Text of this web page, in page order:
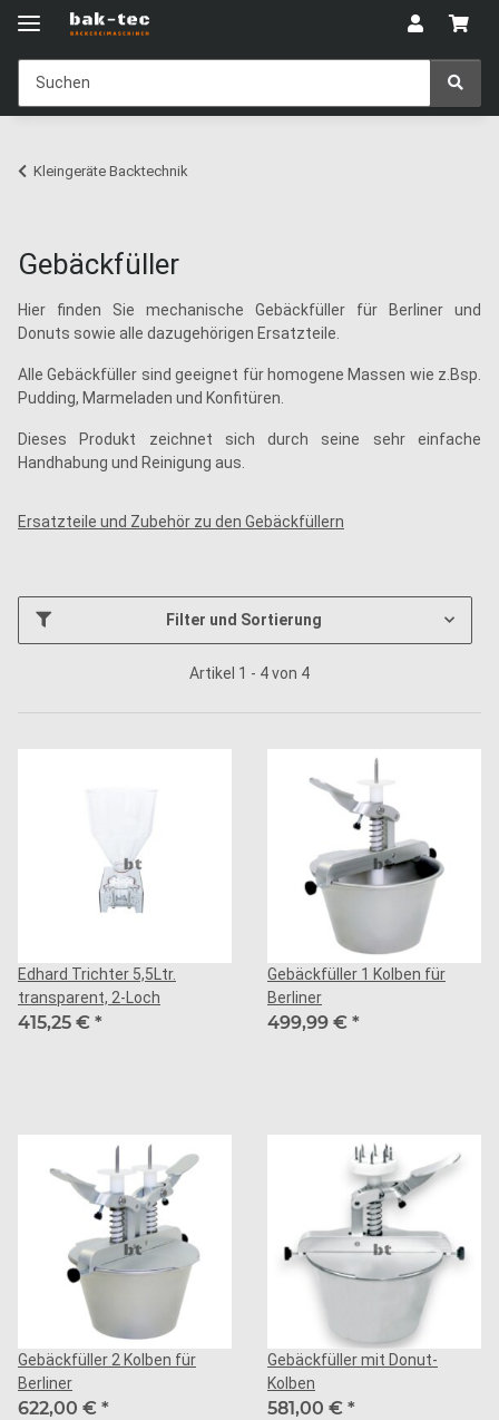
Kleingeräte Backtechnik
Gebäckfüller
Hier finden Sie mechanische Gebäckfüller für Berliner und
Donuts sowie alle dazugehörigen Ersatzteile.
Alle Gebäckfüller sind geeignet für homogene Massen wie z.Bsp.
Pudding, Marmeladen und Konfitüren.
Dieses Produkt zeichnet sich durch seine sehr einfache
Handhabung und Reinigung aus.
Ersatzteile und Zubehör zu den Gebäckfüllern
Filter und Sortierung
Artikel 1 - 4 von 4
Edhard Trichter 5,5Ltr.
transparent, 2-Loch
415,25 € *
Gebäckfüller 1 Kolben für
Berliner
499,99 € *
Gebäckfüller 2 Kolben für
Berliner
622,00 € *
Gebäckfüller mit Donut-
Kolben
581,00 € *